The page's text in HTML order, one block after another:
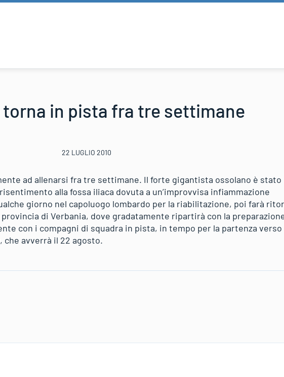
torna in pista fra tre settimane
22 LUGLIO 2010
ad allenarsi fra tre settimane. Il forte gigantista ossolano è stato
alla fossa iliaca dovuta a un’improvvisa infiammazione
giorno nel capoluogo lombardo per la riabilitazione, poi farà
provincia di Verbania, dove gradatamente ripartirà con la
con i compagni di squadra in pista, in tempo per la partenza verso
che avverrà il 22 agosto.